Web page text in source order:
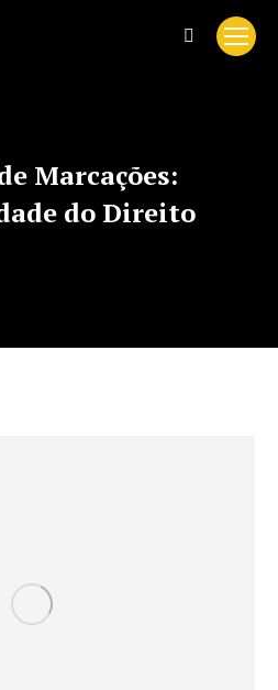
Search:
Marcações:
do Direito